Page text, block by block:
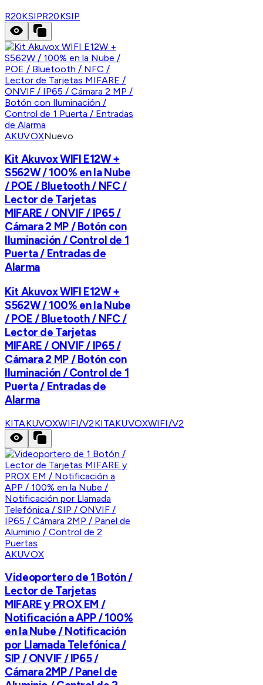
R20KSIPR20KSIP
AKUVOXNuevo
Kit Akuvox WIFI E12W +
S562W / 100% en la Nube
/ POE / Bluetooth / NFC /
Lector de Tarjetas
MIFARE / ONVIF / IP65 /
Cámara 2 MP / Botón con
Iluminación / Control de 1
Puerta / Entradas de
Alarma
Kit Akuvox WIFI E12W +
S562W / 100% en la Nube
/ POE / Bluetooth / NFC /
Lector de Tarjetas
MIFARE / ONVIF / IP65 /
Cámara 2 MP / Botón con
Iluminación / Control de 1
Puerta / Entradas de
Alarma
KITAKUVOXWIFI/V2KITAKUVOXWIFI/V2
AKUVOX
Videoportero de 1 Botón /
Lector de Tarjetas
MIFARE y PROX EM /
Notificación a APP / 100%
en la Nube / Notificación
por Llamada Telefónica /
SIP / ONVIF / IP65 /
Cámara 2MP / Panel de